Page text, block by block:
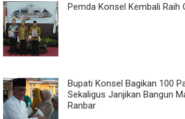
Pemda Konsel Kembali Raih
Bupati Konsel Bagikan 100
Sekaligus Janjikan Bangun
Ranbar